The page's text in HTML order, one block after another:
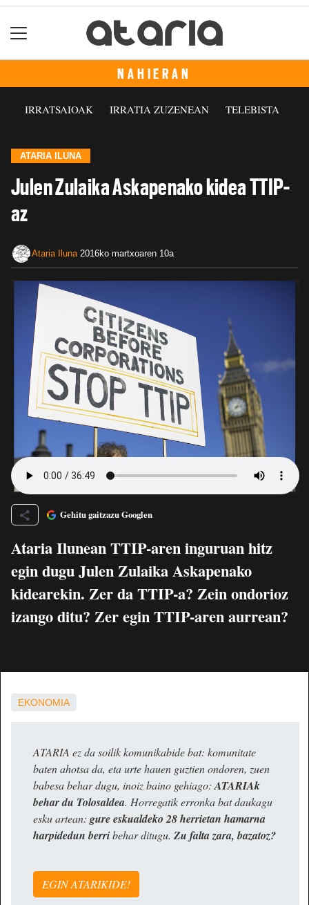
NAHIERAN
IRRATSAIOAK IRRATIA ZUZENEAN TELEBISTA
ATARIA ILUNA
Julen Zulaika Askapenako kidea TTIP-
az
Ataria Iluna 2016ko martxoaren 10a
Gehitu gaitzazu Googlen
Ataria Ilunean TTIP-aren inguruan hitz
egin dugu Julen Zulaika Askapenako
kidearekin. Zer da TTIP-a? Zein ondorioz
izango ditu? Zer egin TTIP-aren aurrean?
EKONOMIA
ATARIA ez da soilik komunikabide bat: komunitate
baten ahotsa da, eta urte hauen guztien ondoren, zuen
babesa behar dugu, inoiz baino gehiago:ATARIAk
behar du Tolosaldea. Horregatik erronka bat daukagu
esku artean: gure eskualdeko 28 herrietan hamarna
harpidedun berribehar ditugu. Zu falta zara, bazatoz?
EGIN ATARIKIDE!